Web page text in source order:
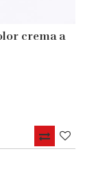
crema a